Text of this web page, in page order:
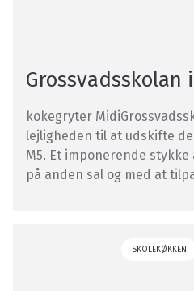
Grossvadsskolan
kokegryter
lejligheden til at udskifte
M5. Et imponerende
på anden sal og med at
SKOLEKØKKEN